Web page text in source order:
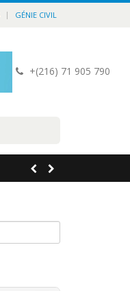
GÉNIE CIVIL
+(216) 71 905 790